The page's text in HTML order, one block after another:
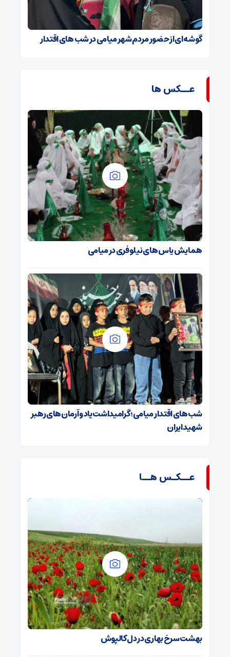
گوشه ای از حضور مردم شهر میامی در شب های اقتدار
عــکس ها
همایش یاس های نیلوفری در میامی
شب‌های اقتدار میامی؛ گرامیداشت یاد و آرمان‌های رهبر
شهید ایران
عــکـس هــا
بهشت سرخ بهاری در دل کالپوش